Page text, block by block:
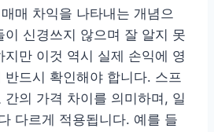
매 차익을 나타내는 개념으
이 신경쓰지 않으며 잘 알지 못
만 이것 역시 실제 손익에 영
반드시 확인해야 합니다. 스프
간의 가격 차이를 의미하며, 일
다르게 적용됩니다. 예를 들